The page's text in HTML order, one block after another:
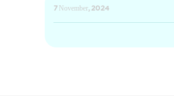
7 November, 2024